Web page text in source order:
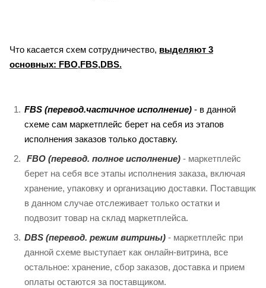
Что касается схем сотрудничество, выделяют 3
основных: FBO,FBS,DBS.
FBS (перевод.частичное исполнение) - в данной
схеме сам маркетплейс берет на себя из этапов
исполнения заказов только доставку.
FBO (перевод. полное исполнение) - маркетплейс
берет на себя все этапы исполнения заказа, включая
хранение, упаковку и организацию доставки. Поставщик
в данном случае отслеживает только остатки и
подвозит товар на склад маркетплейса.
DBS (перевод. режим витрины) - маркетплейс при
данной схеме выступает как онлайн-витрина, все
остальное: хранение, сбор заказов, доставка и прием
оплаты остаются за поставщиком.